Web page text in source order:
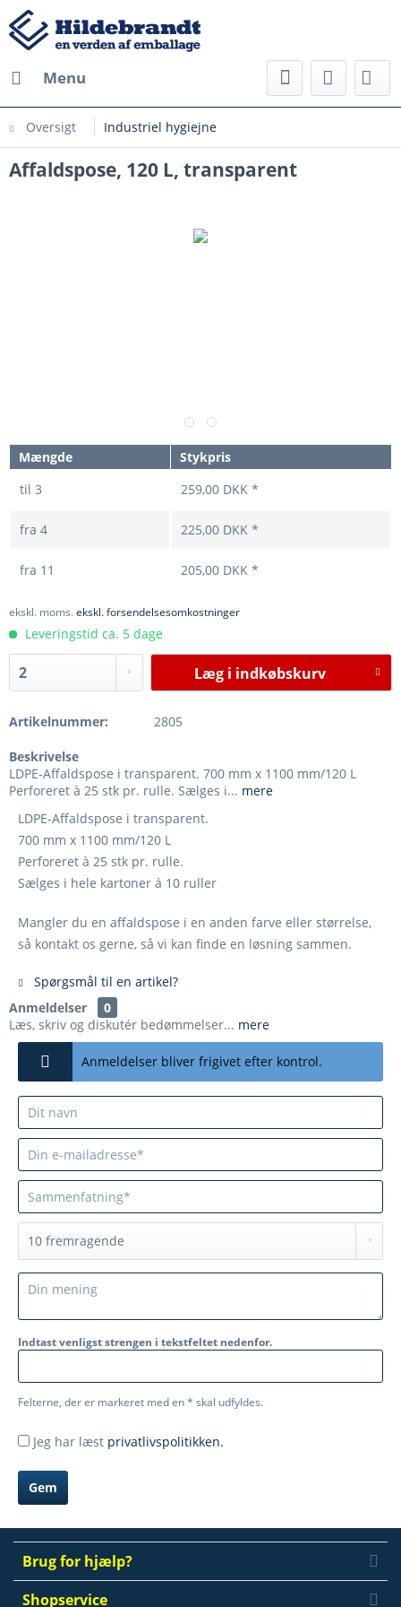
Menu
Oversigt Industriel hygiejne
Affaldspose, 120 L, transparent
Mængde
Stykpris
til 3 259,00 DKK *
fra 4 225,00 DKK *
fra 11 205,00 DKK *
ekskl. moms.ekskl. forsendelsesomkostninger
Leveringstid ca. 5 dage
Læg i indkøbskurv
Artikelnummer: 2805
Beskrivelse
LDPE-Affaldspose i transparent. 700 mm x 1100 mm/120 L
Perforeret à 25 stk pr. rulle. Sælges i... mere
LDPE-Affaldspose i transparent.
700 mm x 1100 mm/120 L
Perforeret à 25 stk pr. rulle.
Sælges i hele kartoner á 10 ruller
Mangler du en affaldspose i en anden farve eller størrelse,
så kontakt os gerne, så vi kan finde en løsning sammen.
Spørgsmål til en artikel?
Anmeldelser
0
Læs, skriv og diskutér bedømmelser... mere
Anmeldelser bliver frigivet efter kontrol.
Indtast venligst strengen i tekstfeltet nedenfor.
Felterne, der er markeret med en * skal udfyldes.
Jeg har læst privatlivspolitikken.
Gem
Brug for hjælp?
Shopservice